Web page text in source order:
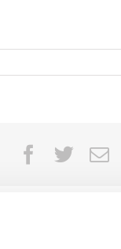
Facebook
Twitter